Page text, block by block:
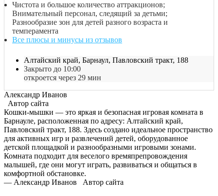
Чистота и большое количество аттракционов;
Внимательный персонал, следящий за детьми;
Разнообразие зон для детей разного возраста и
темперамента
Все плюсы и минусы из отзывов
Алтайский край, Барнаул, Павловский тракт, 188
Закрыто до 10:00
откроется через 29 мин
Александр Иванов
Автор сайта
Кошки-мышки — это яркая и безопасная игровая комната в
Барнауле, расположенная по адресу: Алтайский край,
Павловский тракт, 188. Здесь создано идеальное пространство
для активных игр и развлечений детей, оборудованное
детской площадкой и разнообразными игровыми зонами.
Комната подходит для веселого времяпрепровождения
малышей, где они могут играть, развиваться и общаться в
комфортной обстановке.
— Александр Иванов Автор сайта